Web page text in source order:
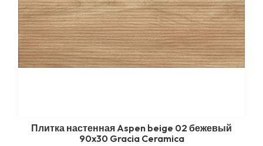
Плитка настенная Aspen beige 02 бежевый
90x30 Gracia Ceramica